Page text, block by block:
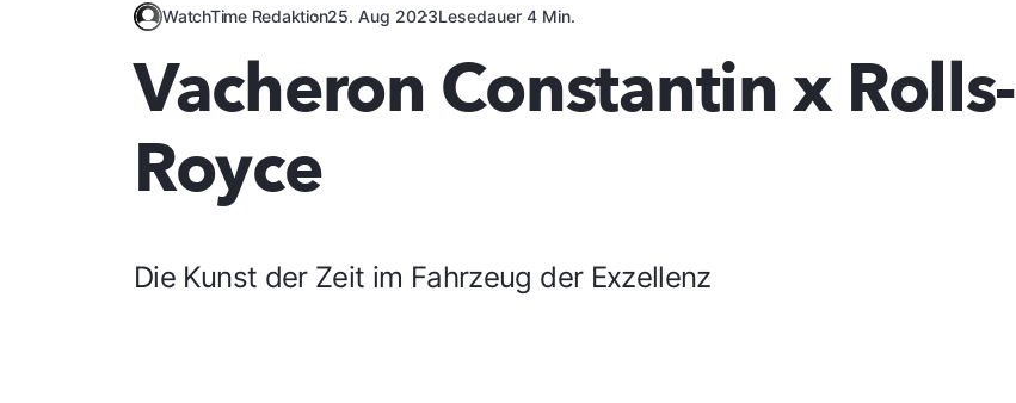
WatchTime Redaktion25. Aug 2023Lesedauer 4 Min.
Vacheron Constantin x Rolls-
Royce
Die Kunst der Zeit im Fahrzeug der Exzellenz